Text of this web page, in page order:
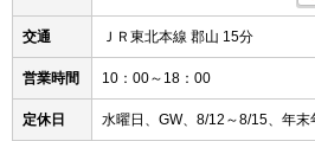
交通 ＪＲ東北本線 郡山 15分
営業時間 10：00～18：00
定休日 水曜日、GW、8/12～8/15、年末